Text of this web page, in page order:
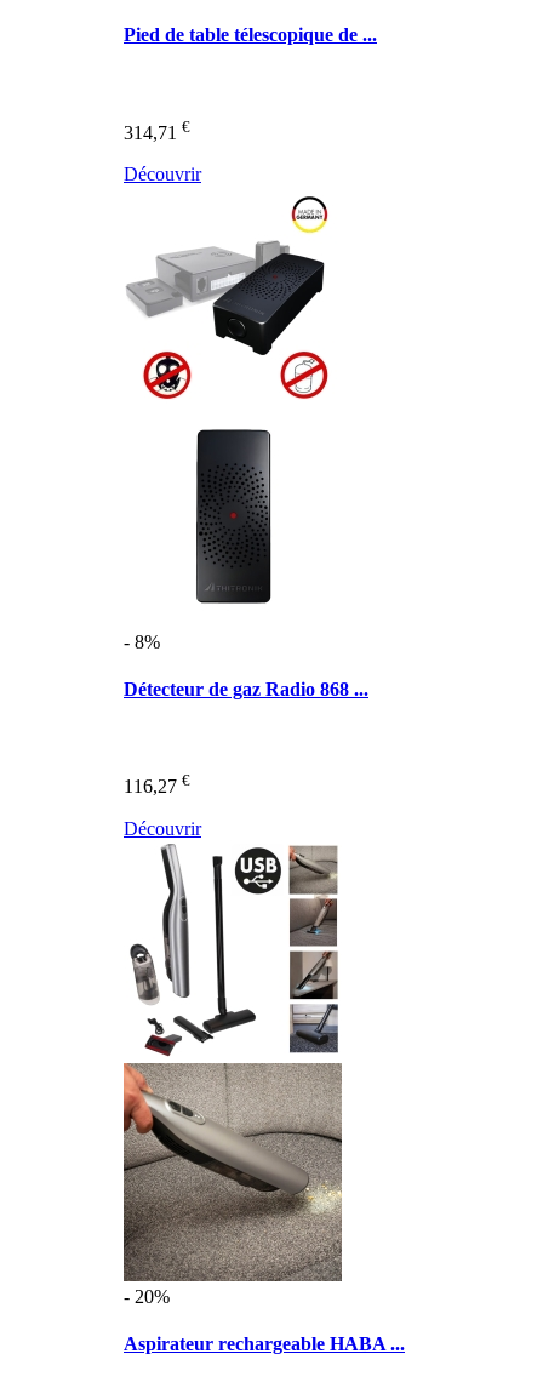
Pied de table télescopique de ...
314,71 €
Découvrir
- 8%
Détecteur de gaz Radio 868 ...
116,27 €
Découvrir
- 20%
Aspirateur rechargeable HABA ...